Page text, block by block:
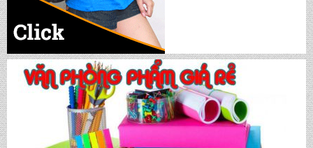
CẶP HỌC SINH MS: TN 5012
CẶP HỌC SINH MS: TN 5011
CẶP HỌC SINH MS: TN 5010